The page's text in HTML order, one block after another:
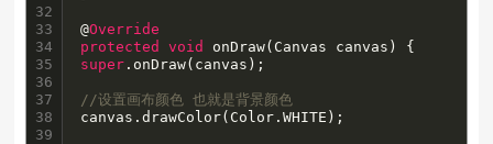
32
33
34
35
36
37
38
39
@Override
protected
void
super .onDraw(canvas);
//设置画布颜色 也就是背景颜色
canvas.drawColor(Color.WHITE);